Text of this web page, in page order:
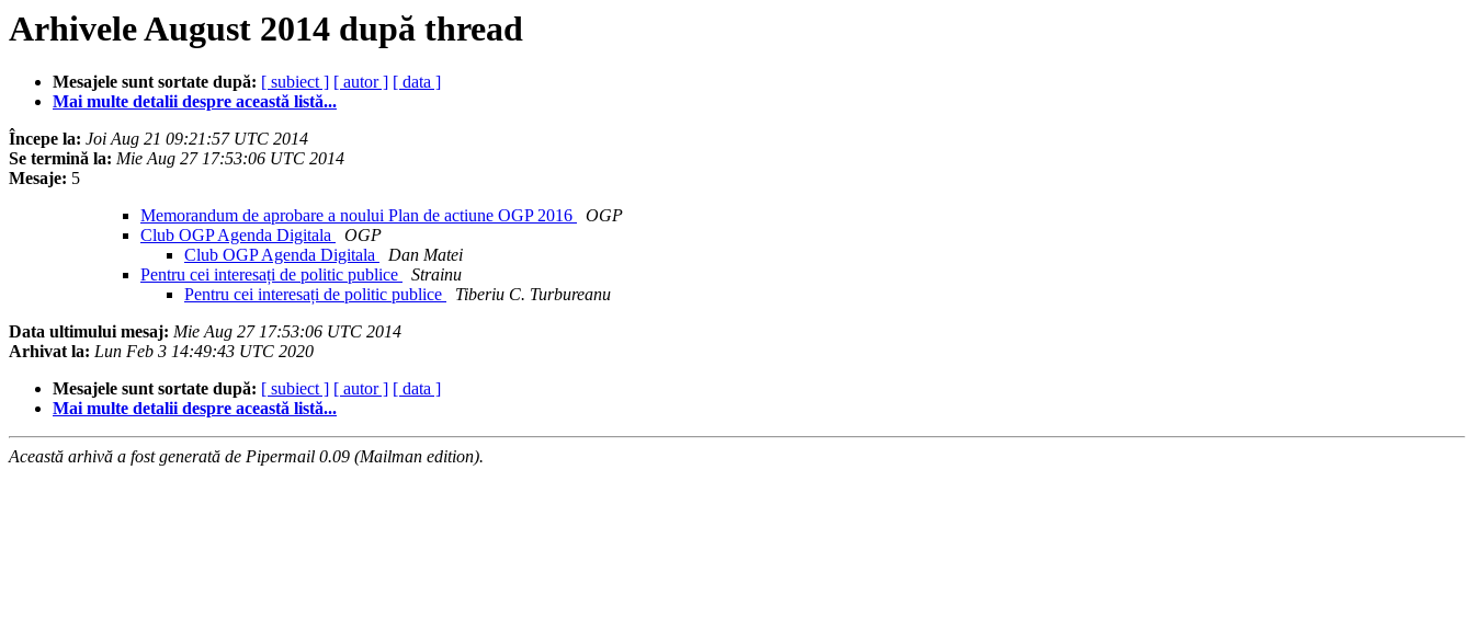
Arhivele August 2014 după thread
Mesajele sunt sortate după: [ subiect ] [ autor ] [ data ]
Mai multe detalii despre această listă...
Începe la: Joi Aug 21 09:21:57 UTC 2014
Se termină la: Mie Aug 27 17:53:06 UTC 2014
Mesaje: 5
Memorandum de aprobare a noului Plan de actiune OGP 2016
OGP
Club OGP Agenda Digitala
OGP
Club OGP Agenda Digitala
Dan Matei
Pentru cei interesați de politic publice
Strainu
Pentru cei interesați de politic publice
Tiberiu C. Turbureanu
Data ultimului mesaj: Mie Aug 27 17:53:06 UTC 2014
Arhivat la: Lun Feb 3 14:49:43 UTC 2020
Mesajele sunt sortate după: [ subiect ] [ autor ] [ data ]
Mai multe detalii despre această listă...
Această arhivă a fost generată de Pipermail 0.09 (Mailman edition).